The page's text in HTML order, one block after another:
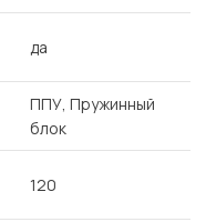
да
ППУ, Пружинный
блок
120